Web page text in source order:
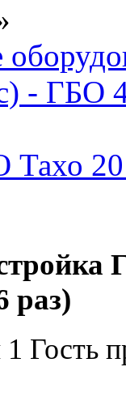
- ГБО
Тахо
раз)
Гость